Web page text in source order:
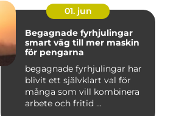
01. jun
Begagnade fyrhjulingar
smart väg till mer maskin
för pengarna
begagnade fyrhjulingar har
blivit ett självklart val för
många som vill kombinera
arbete och fritid ...